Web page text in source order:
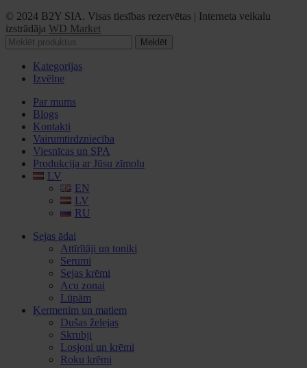
© 2024 B2Y SIA. Visas tiesības rezervētas | Interneta veikalu
izstrādāja WD Market
Meklēt
Kategorijas
Izvēlne
Par mums
Blogs
Kontakti
Vairumtirdzniecība
Viesnīcas un SPA
Produkcija ar Jūsu zīmolu
LV
EN
LV
RU
Sejas ādai
Attīrītāji un toniki
Serumi
Sejas krēmi
Acu zonai
Lūpām
Ķermenim un matiem
Dušas želejas
Skrubji
Losjoni un krēmi
Roku krēmi